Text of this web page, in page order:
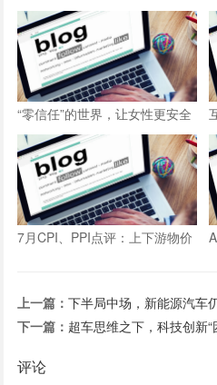
方如何破局？
“零信任”的世界，让女性更安全
7月CPI、PPI点评：上下游物价
上一篇：下半局中场，新能源汽车
下一篇： 超车思维之下，科技创新“
评论